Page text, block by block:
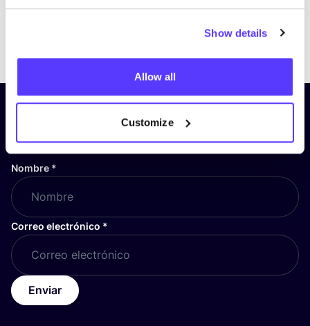
Show details
Allow all
Customize
PreviousNext
¡Suscríbete a nuestro boletín
y mantente informado!
Nombre *
Correo electrónico *
Enviar